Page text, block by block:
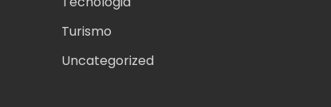
Turismo
Uncategorized